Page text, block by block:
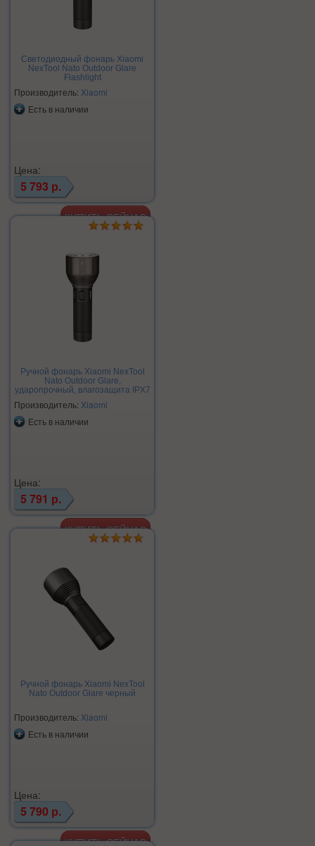
Светодиодный фонарь Xiaomi
NexTool Nato Outdoor Glare
Flashlight
Производитель: Xiaomi
Есть в наличии
Цена:
5 793 р.
Ручной фонарь Xiaomi NexTool
Nato Outdoor Glare,
ударопрочный, влагозащита IPX7
Производитель: Xiaomi
Есть в наличии
Цена:
5 791 р.
Ручной фонарь Xiaomi NexTool
Nato Outdoor Glare черный
Производитель: Xiaomi
Есть в наличии
Цена:
5 790 р.